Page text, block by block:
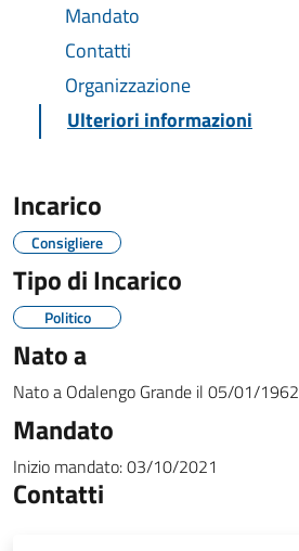
Mandato
Contatti
Organizzazione
Ulteriori informazioni
Incarico
Consigliere
Tipo di Incarico
Politico
Nato a
Nato a Odalengo Grande il 05/01/1962
Mandato
Inizio mandato:03/10/2021
Contatti